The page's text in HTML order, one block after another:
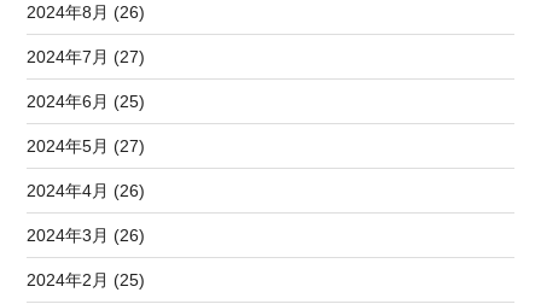
2024年8月 (26)
2024年7月 (27)
2024年6月 (25)
2024年5月 (27)
2024年4月 (26)
2024年3月 (26)
2024年2月 (25)